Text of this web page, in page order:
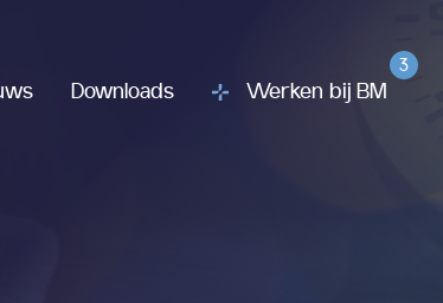
Downloads Werken bij BM
3